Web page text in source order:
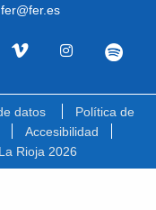
fer@fer.es
datos
Política de
Accesibilidad
Rioja 2026